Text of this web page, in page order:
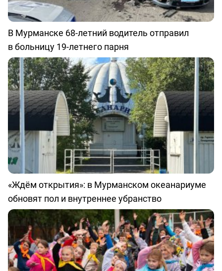
В Мурманске 68-летний водитель отправил
в больницу 19-летнего парня
«Ждём открытия»: в Мурманском океанариуме
обновят пол и внутреннее убранство